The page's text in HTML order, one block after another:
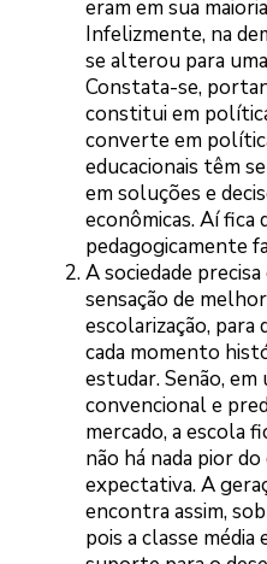
eram em sua
Infelizmente, na
se alterou para
Constata-se,
constitui em
converte em
educacionais têm
em soluções e
econômicas. Aí fica
pedagogicamente
A sociedade
sensação de
escolarização, para
cada momento
estudar. Senão,
convencional e
mercado, a escola
não há nada pior
expectativa. A
encontra assim,
pois a classe